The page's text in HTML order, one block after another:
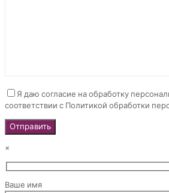
Я даю согласие на обработку
соответствии с Политикой обработки
×
Ваше имя